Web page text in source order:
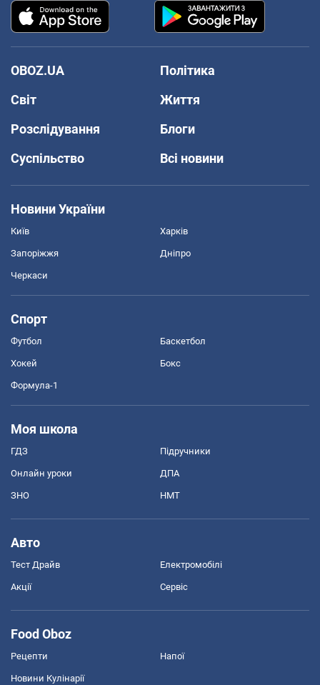
OBOZ.UA
Політика
Світ
Життя
Розслідування
Блоги
Суспільство
Всі новини
Новини України
Київ Харків
Запоріжжя Дніпро
Черкаси
Спорт
Футбол Баскетбол
Хокей Бокс
Формула-1
Моя школа
ГДЗ Підручники
Онлайн уроки ДПА
ЗНО НМТ
Авто
Тест Драйв Електромобілі
Акції Сервіс
Food Oboz
Рецепти Напої
Новини Кулінарії